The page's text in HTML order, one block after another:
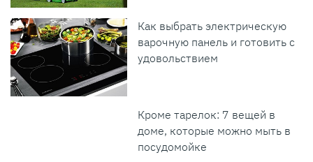
Как выбрать электрическую
варочную панель и готовить с
удовольствием
Кроме тарелок: 7 вещей в
доме, которые можно мыть в
посудомойке